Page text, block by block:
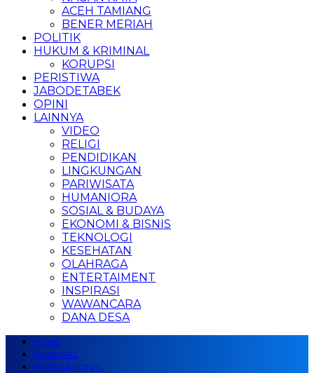
ACEH TAMIANG
BENER MERIAH
POLITIK
HUKUM & KRIMINAL
KORUPSI
PERISTIWA
JABODETABEK
OPINI
LAINNYA
VIDEO
RELIGI
PENDIDIKAN
LINGKUNGAN
PARIWISATA
HUMANIORA
SOSIAL & BUDAYA
EKONOMI & BISNIS
TEKNOLOGI
KESEHATAN
OLAHRAGA
ENTERTAIMENT
INSPIRASI
WAWANCARA
DANA DESA
HOME
NASIONAL
INTERNASIONAL